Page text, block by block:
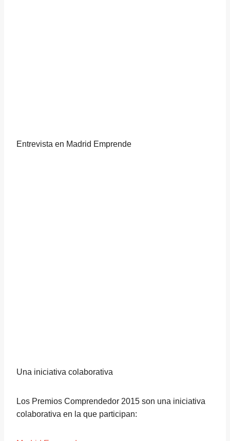
Entrevista en Madrid Emprende
Una iniciativa colaborativa
Los Premios Comprendedor 2015 son una iniciativa
colaborativa en la que participan: